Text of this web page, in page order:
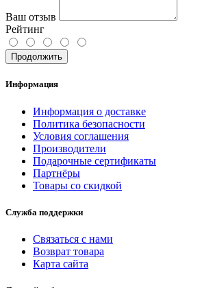
Ваш отзыв
Рейтинг
Продолжить
Информация
Информация о доставке
Политика безопасности
Условия соглашения
Производители
Подарочные сертификаты
Партнёры
Товары со скидкой
Служба поддержки
Связаться с нами
Возврат товара
Карта сайта